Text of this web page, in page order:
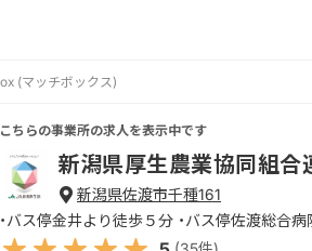
(マッチボックス)
こちらの事業所の求人を表示中です
新潟県厚生農業協同組
新潟県佐渡市千種161
・バス停金井より徒歩５分 ・バス停佐渡総合病